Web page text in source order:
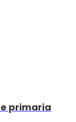
primaria